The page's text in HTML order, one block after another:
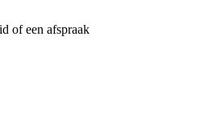
of een afspraak